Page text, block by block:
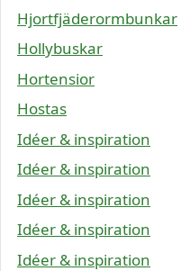
Hjortfjäderormbunkar
Hollybuskar
Hortensior
Hostas
Idéer & inspiration
Idéer & inspiration
Idéer & inspiration
Idéer & inspiration
Idéer & inspiration